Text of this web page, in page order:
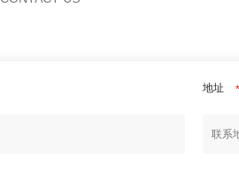
地址